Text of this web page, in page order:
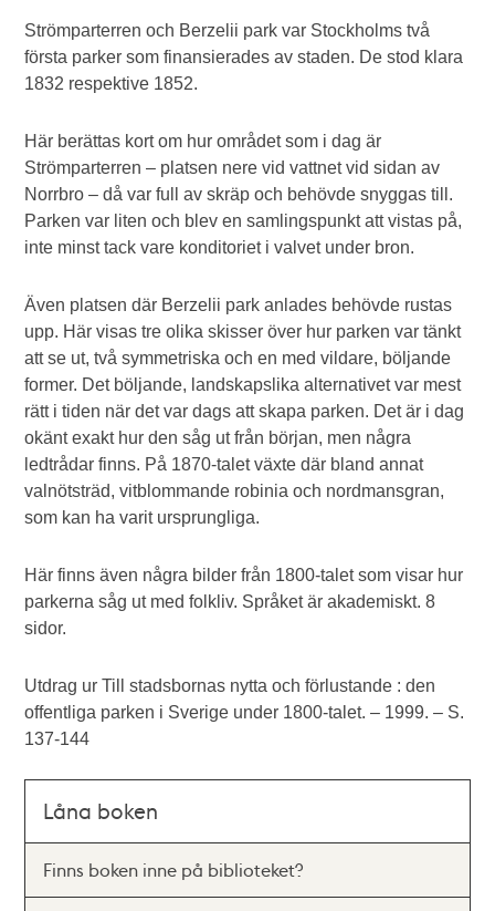
Strömparterren och Berzelii park var Stockholms två
första parker som finansierades av staden. De stod klara
1832 respektive 1852.
Här berättas kort om hur området som i dag är
Strömparterren – platsen nere vid vattnet vid sidan av
Norrbro – då var full av skräp och behövde snyggas till.
Parken var liten och blev en samlingspunkt att vistas på,
inte minst tack vare konditoriet i valvet under bron.
Även platsen där Berzelii park anlades behövde rustas
upp. Här visas tre olika skisser över hur parken var tänkt
att se ut, två symmetriska och en med vildare, böljande
former. Det böljande, landskapslika alternativet var mest
rätt i tiden när det var dags att skapa parken. Det är i dag
okänt exakt hur den såg ut från början, men några
ledtrådar finns. På 1870-talet växte där bland annat
valnötsträd, vitblommande robinia och nordmansgran,
som kan ha varit ursprungliga.
Här finns även några bilder från 1800-talet som visar hur
parkerna såg ut med folkliv. Språket är akademiskt. 8
sidor.
Utdrag ur Till stadsbornas nytta och förlustande : den
offentliga parken i Sverige under 1800-talet. – 1999. – S.
137-144
Låna boken
Finns boken inne på biblioteket?